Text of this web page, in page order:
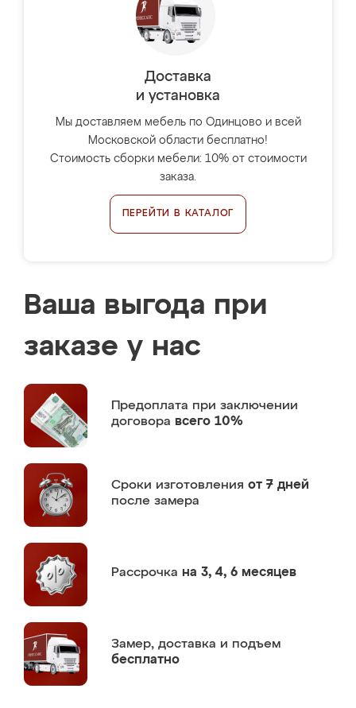
Доставка
и установка
Мы доставляем мебель по Одинцово и всей
Московской области бесплатно!
Стоимость сборки мебели: 10% от стоимости
заказа.
ПЕРЕЙТИ В КАТАЛОГ
Ваша выгода при
заказе у нас
Предоплата при заключении
договора всего 10%
Сроки изготовления от 7 дней
после замера
Рассрочка на 3, 4, 6 месяцев
Замер, доставка и подъем
бесплатно